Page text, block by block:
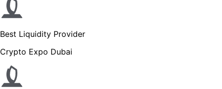
Best Liquidity Provider
Crypto Expo Dubai